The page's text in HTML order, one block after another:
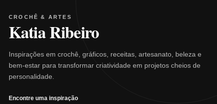
CROCHÊ & ARTES
Katia Ribeiro
Inspirações em crochê, gráficos, receitas, artesanato, beleza e
bem-estar para transformar criatividade em projetos cheios de
personalidade.
Encontre uma inspiração